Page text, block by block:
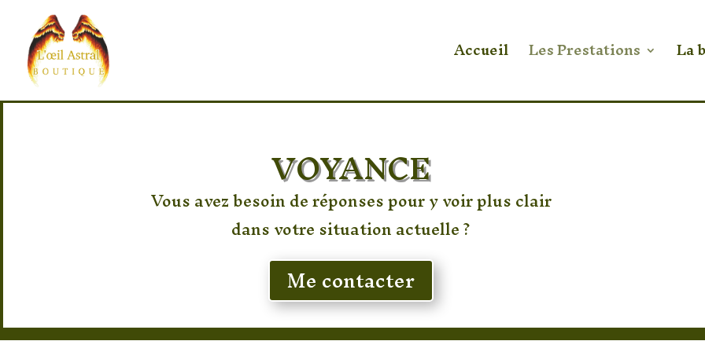
Accueil Les Prestations La
VOYANCE
Vous avez besoin de réponses pour y voir plus clair
dans votre situation actuelle ?
Me contacter